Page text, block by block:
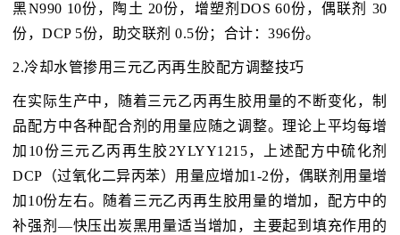
黑N990 10份，陶土 20份，增塑剂DOS 60份，偶联剂 30
份，DCP 5份，助交联剂 0.5份；合计：396份。
2.冷却水管掺用三元乙丙再生胶配方调整技巧
在实际生产中，随着三元乙丙再生胶用量的不断变化，制
品配方中各种配合剂的用量应随之调整。理论上平均每增
加10份三元乙丙再生胶2YLYY1215，上述配方中硫化剂
DCP（过氧化二异丙苯）用量应增加1-2份，偶联剂用量增
加10份左右。随着三元乙丙再生胶用量的增加，配方中的
补强剂—快压出炭黑用量适当增加，主要起到填充作用的